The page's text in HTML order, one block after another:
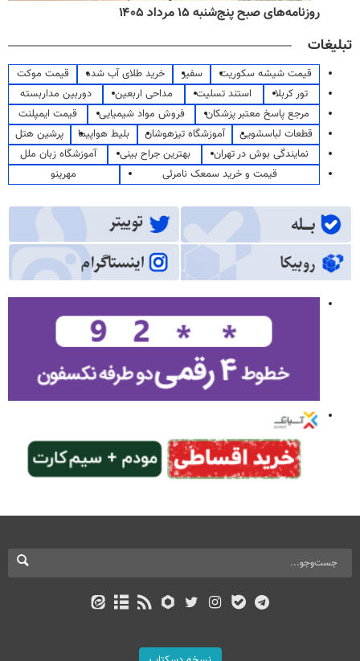
روزنامه‌های صبح پنج‌شنبه ۱۵ مرداد ۱۴۰۵
تبلیغات
قیمت شیشه سکوریت سفیر خرید طلای آب شده
قیمت موکت
تور کربلا
استند تسلیت مداحی اربعین
دوربین مداربسته
مرجع پاسخ معتبر پزشکان
فروش مواد شیمیایی
قیمت ایمپلنت
قطعات لباسشویی
آموزشگاه تیزهوشان بلیط هواپیما
پرشین هتل
نمایندگی بوش در تهران
بهترین جراح بینی
آموزشگاه زبان ملل
قیمت و خرید سمعک نامرئی
مهرینو